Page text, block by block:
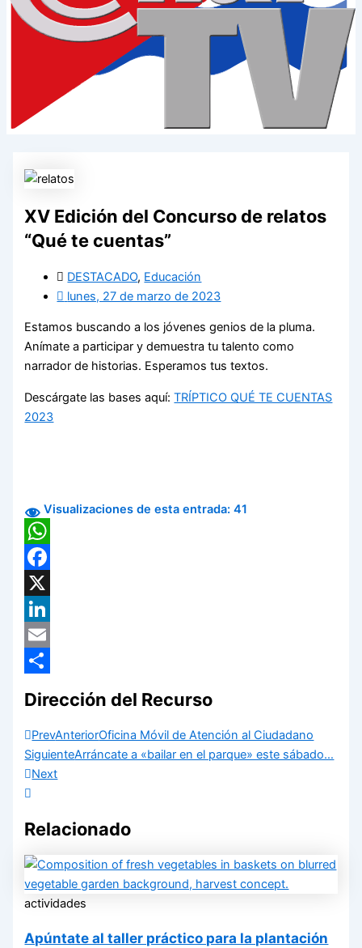
XV Edición del Concurso de relatos
“Qué te cuentas”
DESTACADO, Educación
lunes, 27 de marzo de 2023
Estamos buscando a los jóvenes genios de la pluma.
Anímate a participar y demuestra tu talento como
narrador de historias. Esperamos tus textos.
Descárgate las bases aquí:TRÍPTICO QUÉ TE CUENTAS
2023
Visualizaciones de esta entrada: 41
WhatsApp
Facebook
X
LinkedIn
Email
Dirección del Recurso
PrevAnteriorOficina Móvil de Atención al Ciudadano
SiguienteArráncate a «bailar en el parque» este sábado…
Next
Relacionado
actividades
Apúntate al taller práctico para la plantación